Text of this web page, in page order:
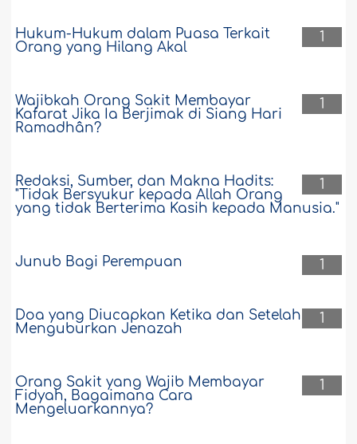
1
Hukum-Hukum dalam Puasa Terkait
Orang yang Hilang Akal
1
Wajibkah Orang Sakit Membayar
Kafarat Jika Ia Berjimak di Siang Hari
Ramadhân?
1
Redaksi, Sumber, dan Makna Hadits:
"Tidak Bersyukur kepada Allah Orang
yang tidak Berterima Kasih kepada Manusia."
1
Junub Bagi Perempuan
1
Doa yang Diucapkan Ketika dan Setelah
Menguburkan Jenazah
1
Orang Sakit yang Wajib Membayar
Fidyah, Bagaimana Cara
Mengeluarkannya?